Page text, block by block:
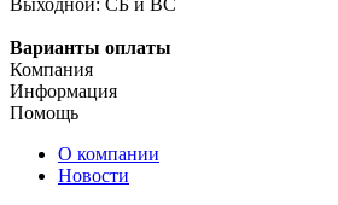
Выходной: СБ и ВС
Варианты оплаты
Компания
Информация
Помощь
О компании
Новости